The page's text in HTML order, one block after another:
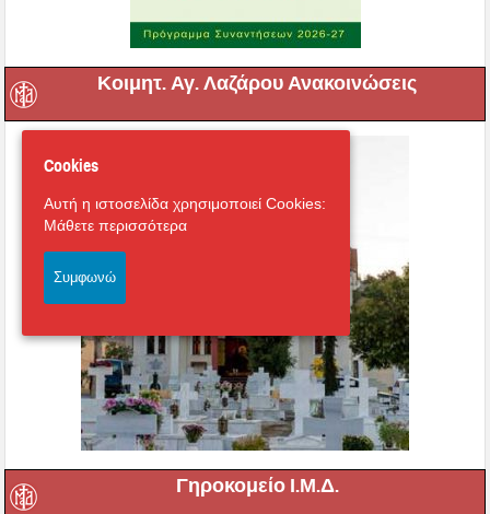
Κοιμητ. Αγ. Λαζάρου Ανακοινώσεις
Γηροκομείο Ι.Μ.Δ.
Cookies
Αυτή η ιστοσελίδα χρησιμοποιεί Cookies:
Μάθετε περισσότερα
Συμφωνώ